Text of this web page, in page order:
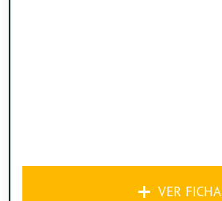
VER FICHA